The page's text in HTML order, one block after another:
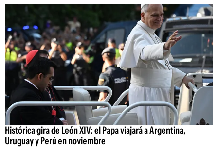
Histórica gira de León XIV: el Papa viajará a Argentina,
Uruguay y Perú en noviembre